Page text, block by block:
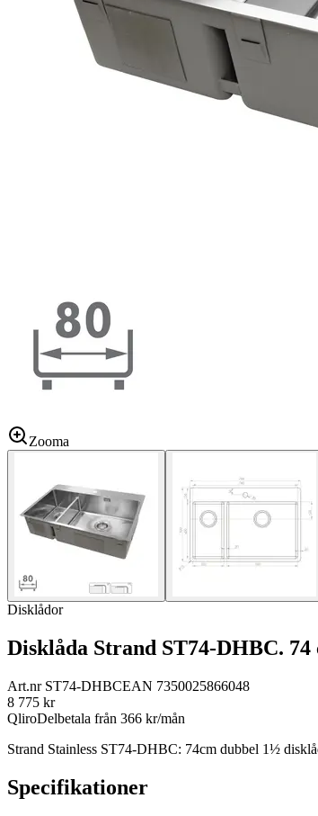
Zooma
Disklådor
Disklåda Strand ST74-DHBC.
Art.nr ST74-DHBCEAN 7350025866048
8 775 kr
QliroDelbetala från 366 kr/mån
Strand Stainless ST74-DHBC: 74cm dubbel 1½
Specifikationer